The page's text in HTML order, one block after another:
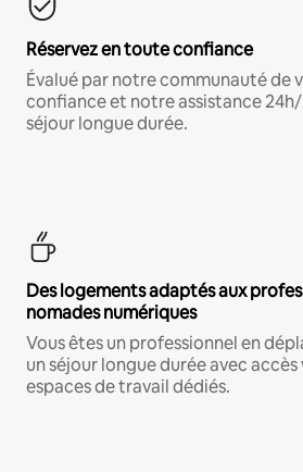
Réservez en toute confiance
Évalué par notre communauté de
confiance et notre assistance
séjour longue durée.
Des logements adaptés aux
nomades numériques
Vous êtes un professionnel en
un séjour longue durée avec
espaces de travail dédiés.